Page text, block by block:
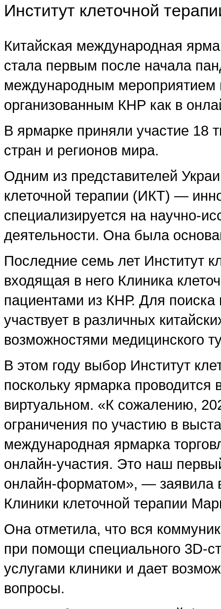
Институт клеточной
Китайская международная
стала первым после начала
международным мероприятием
организованным КНР как в
В ярмарке приняли участие 18
стран и регионов мира.
Одним из представителей
клеточной терапии (ИКТ) —
специализируется на научно-
деятельности. Она была
Последние семь лет Институт
входящая в него Клиника
пациентами из КНР. Для поиска
участвует в различных
возможностями медицинского
В этом году выбор Институт
поскольку ярмарка
виртуальном. «К сожалению,
ограничения по участию в
международная ярмарка
онлайн-участия. Это наш
онлайн-форматом», — заявила
Клиники клеточной терапии
Она отметила, что вся
при помощи специального 3D-
услугами клиники и дает
вопросы.